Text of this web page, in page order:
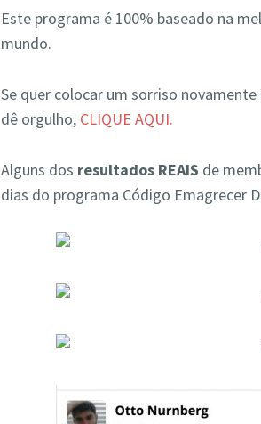
Este programa é 100% baseado na
mundo.
Se quer colocar um sorriso
dê orgulho, CLIQUE AQUI.
Alguns dos resultados REAIS de
dias do programa Código Emagrecer